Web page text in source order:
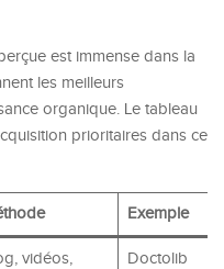
est immense dans la
les meilleurs
organique. Le tableau
prioritaires dans ce
Exemple
vidéos,
Doctolib